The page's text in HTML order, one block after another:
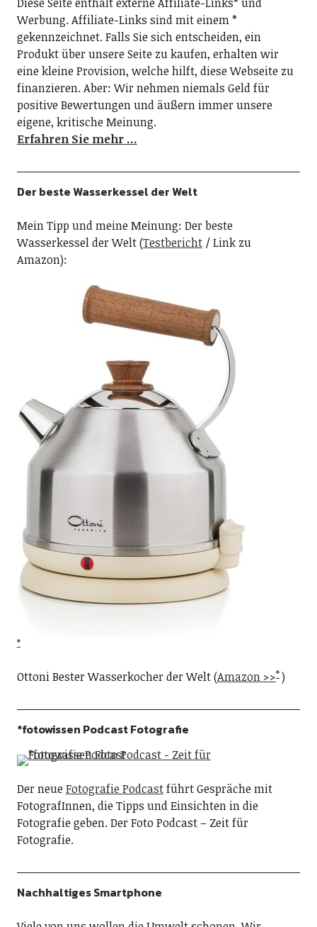
Werbung. Affiliate-Links sind mit einem *
gekennzeichnet. Falls Sie sich entscheiden, ein
Produkt über unsere Seite zu kaufen, erhalten wir
eine kleine Provision, welche hilft, diese Webseite zu
finanzieren. Aber: Wir nehmen niemals Geld für
positive Bewertungen und äußern immer unsere
eigene, kritische Meinung.
Erfahren Sie mehr …
Der beste Wasserkessel der Welt
Mein Tipp und meine Meinung: Der beste
Wasserkessel der Welt (Testbericht/ Link zu
Amazon):
Ottoni Bester Wasserkocher der Welt (Amazon >> )
*fotowissen Podcast Fotografie
Der neueFotografie Podcastführt Gespräche mit
FotografInnen, die Tipps und Einsichten in die
Fotografie geben. Der Foto Podcast – Zeit für
Fotografie.
Nachhaltiges Smartphone